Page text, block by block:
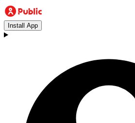
Install App